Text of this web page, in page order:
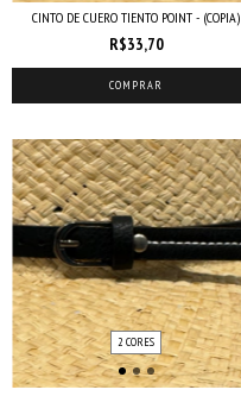
CINTO DE CUERO TIENTO POINT - (COPIA)
R$33,70
COMPRAR
2 CORES